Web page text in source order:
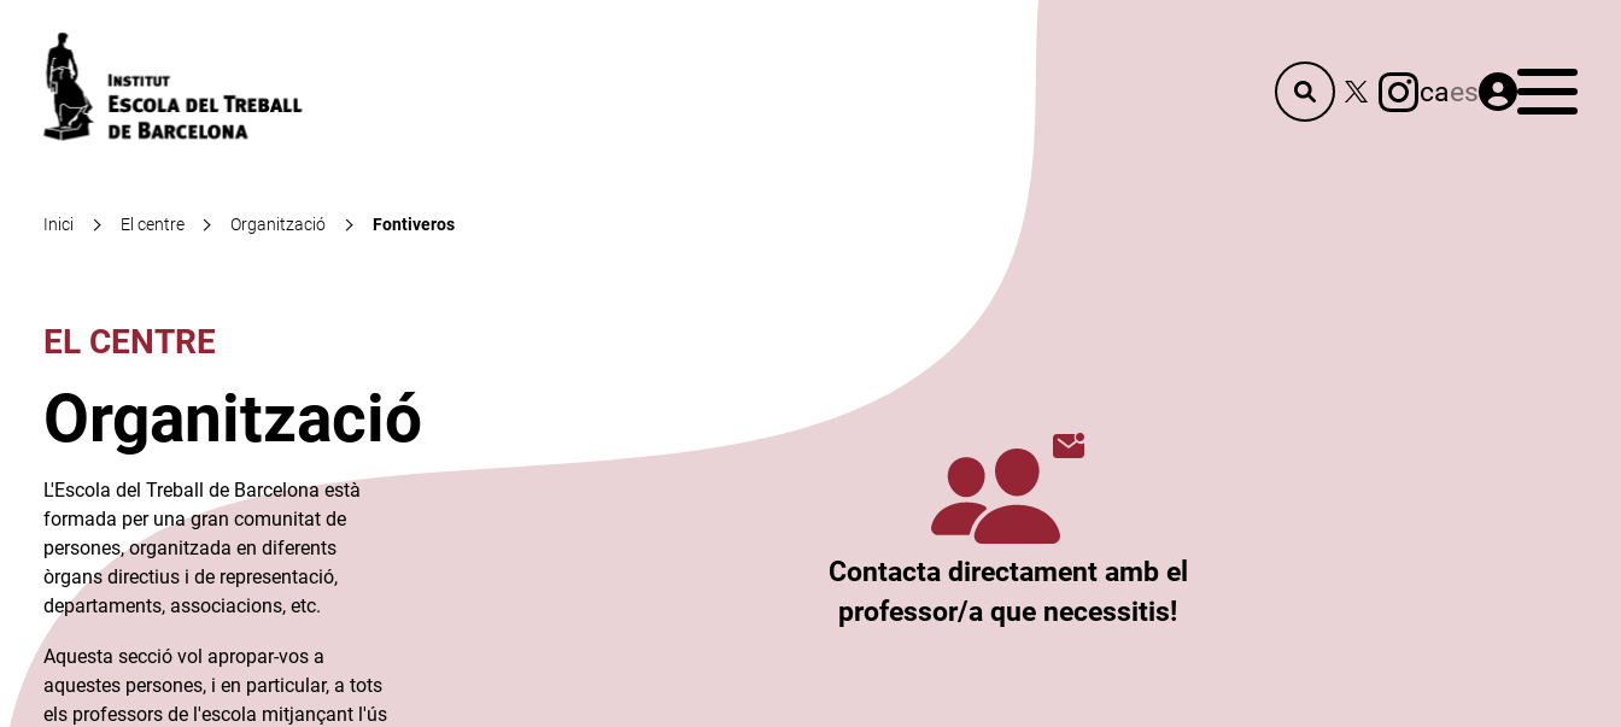
caes Menú
Inici El centre Organització Fontiveros
EL CENTRE
Organització
L'Escola del Treball de Barcelona està
formada per una gran comunitat de
persones, organitzada en diferents
òrgans directius i de representació,
departaments, associacions, etc.​
Aquesta secció vol apropar-vos a
aquestes persones, i en particular, a tots
els professors de l'escola mitjançant l'ús
Contacta directament amb el
professor/a que necessitis!